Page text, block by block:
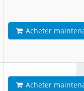
Acheter
Acheter